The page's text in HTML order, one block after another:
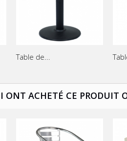
Table de...
ONT ACHETÉ CE PRODUIT